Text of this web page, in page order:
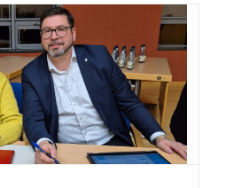
unterstützt
zahlreiche
und